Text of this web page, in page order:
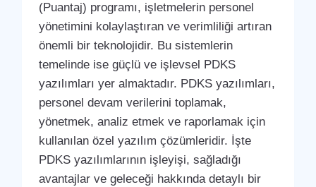
(Puantaj) programı, işletmelerin personel
yönetimini kolaylaştıran ve verimliliği artıran
önemli bir teknolojidir. Bu sistemlerin
temelinde ise güçlü ve işlevsel PDKS
yazılımları yer almaktadır. PDKS yazılımları,
personel devam verilerini toplamak,
yönetmek, analiz etmek ve raporlamak için
kullanılan özel yazılım çözümleridir. İşte
PDKS yazılımlarının işleyişi, sağladığı
avantajlar ve geleceği hakkında detaylı bir